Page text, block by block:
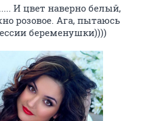
..... И цвет наверно белый,
розовое. Ага, пытаюсь
беременушки))))